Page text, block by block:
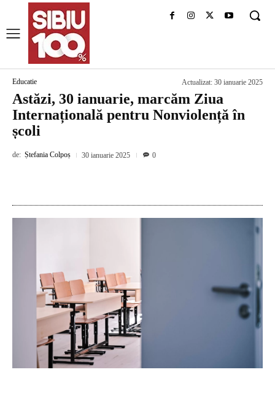
Educatie Actualizat: 30 ianuarie 2025
Astăzi, 30 ianuarie, marcăm Ziua
Internațională pentru Nonviolență în
școli
de: Ștefania Colpoș 30 ianuarie 2025 0